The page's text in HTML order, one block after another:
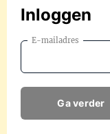
Inloggen
E-mailadres
Ga verder